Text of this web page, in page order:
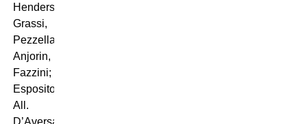
Henderson,
Grassi,
Pezzella;
Anjorin,
Fazzini;
Esposito.
All.
D’Aversa